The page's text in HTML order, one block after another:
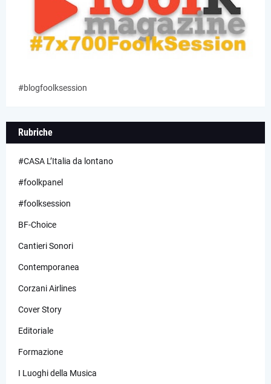
#blogfoolksession
Rubriche
#CASA L’Italia da lontano
#foolkpanel
#foolksession
BF-Choice
Cantieri Sonori
Contemporanea
Corzani Airlines
Cover Story
Editoriale
Formazione
I Luoghi della Musica